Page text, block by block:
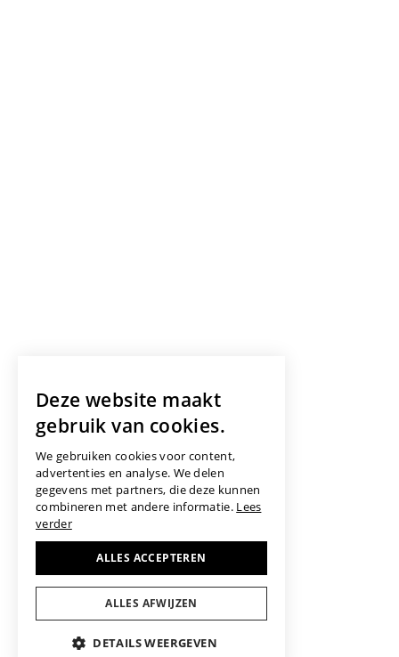
Deze website maakt
gebruik van cookies.
We gebruiken cookies voor content,
advertenties en analyse. We delen
gegevens met partners, die deze kunnen
combineren met andere informatie. Lees
verder
ALLES ACCEPTEREN
ALLES AFWIJZEN
DETAILS WEERGEVEN